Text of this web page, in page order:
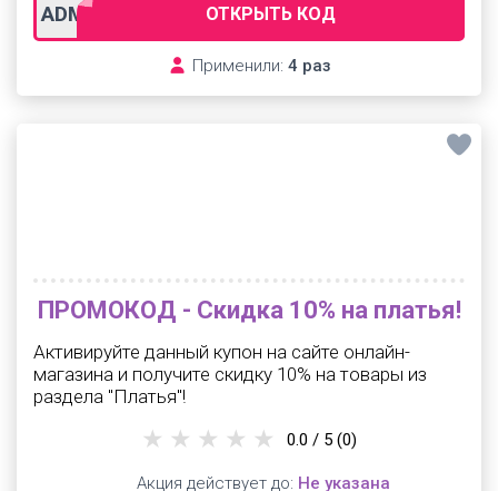
ADMITAD5 ОТКРЫТЬ КОД
Применили: 4 раз
ПРОМОКОД - Скидка 10% на платья!
Активируйте данный купон на сайте онлайн-
магазина и получите скидку 10% на товары из
раздела "Платья"!
0.0 / 5 (0)
Акция действует до: Не указана